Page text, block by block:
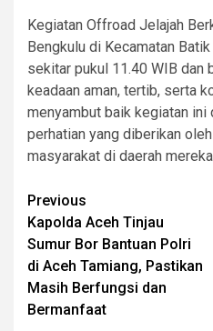
Kegiatan Offroad Jelajah
Bengkulu di Kecamatan
sekitar pukul 11.40 WIB dan
keadaan aman, tertib, serta
menyambut baik kegiatan
perhatian yang diberikan
masyarakat di daerah
Post
navigation
Previous
Kapolda Aceh Tinjau
Sumur Bor Bantuan Polri
di Aceh Tamiang, Pastikan
Masih Berfungsi dan
Bermanfaat